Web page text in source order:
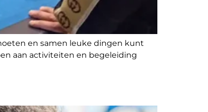
en samen leuke dingen kunt
aan activiteiten en begeleiding